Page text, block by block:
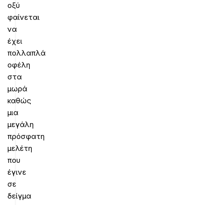
οξύ
φαίνεται
να
έχει
πολλαπλά
οφέλη
στα
μωρά
καθώς
μια
μεγάλη
πρόσφατη
μελέτη
που
έγινε
σε
δείγμα